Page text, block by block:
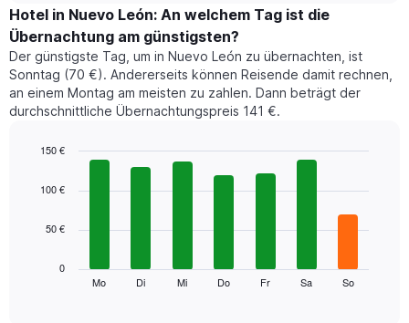
den
durchschnittlichen
Zimmerpreis
im
jeweiligen
Monat
an.
Diagramm
die
Monate
Hotel in Nuevo León: An welchem Tag ist die
Übernachtung am günstigsten?
Der günstigste Tag, um in Nuevo León zu übernachten, ist
Sonntag (70 €). Andererseits können Reisende damit rechnen,
an einem Montag am meisten zu zahlen. Dann beträgt der
durchschnittliche Übernachtungspreis 141 €.
chart
bars.
Mo Di Mi Do Fr Sa So
0
50 €
100 €
150 €